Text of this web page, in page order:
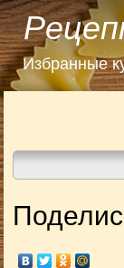
Избранные